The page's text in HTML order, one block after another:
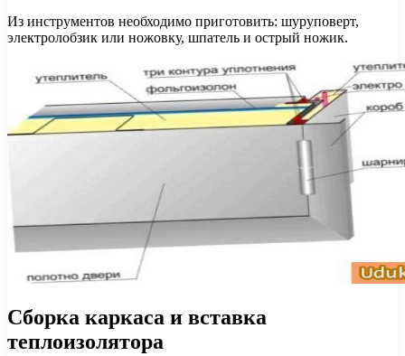
Из инструментов необходимо приготовить: шуруповерт,
электролобзик или ножовку, шпатель и острый ножик.
Сборка каркаса и вставка
теплоизолятора